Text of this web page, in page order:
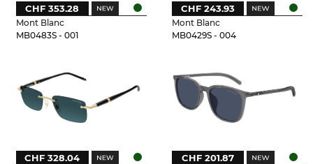
Mont Blanc
MB0483S - 001
CHF 353.28
Mont Blanc
MB0429S - 004
CHF 243.93
CHF 328.04 CHF 201.87